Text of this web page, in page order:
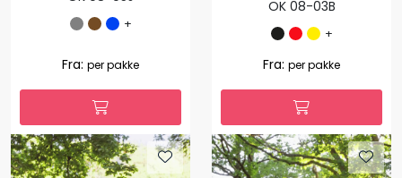
ÅDNE genser
OK 08-05J
+
ÅDNE genser
(ULLRIKKE)
OK 08-03B